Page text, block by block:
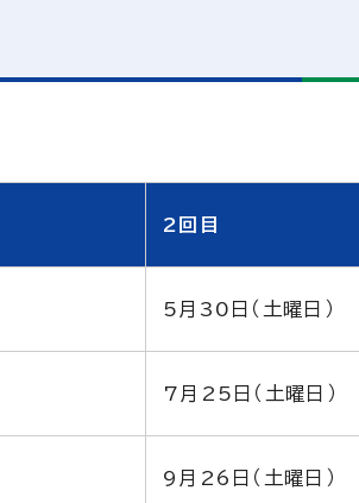
2回目
5月30日（土曜日）
7月25日（土曜日）
9月26日（土曜日）